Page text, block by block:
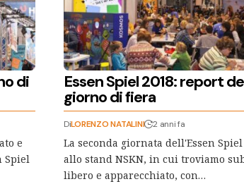
di
e
Spiel
Essen Spiel 2018: report
giorno di fiera
DiLORENZO NATALINI 2 anni fa
La seconda giornata dell'Essen
allo stand NSKN, in cui troviamo
libero e apparecchiato, con…